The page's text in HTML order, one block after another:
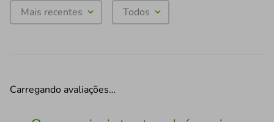
Mais recentes Todos
Carregando avaliações…